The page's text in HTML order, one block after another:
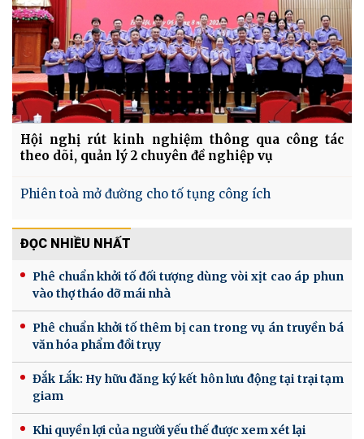
Hội nghị rút kinh nghiệm thông qua công tác
theo dõi, quản lý 2 chuyên đề nghiệp vụ
Phiên toà mở đường cho tố tụng công ích
ĐỌC NHIỀU NHẤT
Phê chuẩn khởi tố đối tượng dùng vòi xịt cao áp phun
vào thợ tháo dỡ mái nhà
Phê chuẩn khởi tố thêm bị can trong vụ án truyền bá
văn hóa phẩm đồi trụy
Đắk Lắk: Hy hữu đăng ký kết hôn lưu động tại trại tạm
giam
Khi quyền lợi của người yếu thế được xem xét lại